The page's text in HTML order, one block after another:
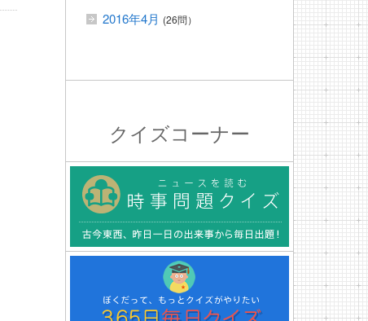
2016年4月 (26問）
クイズコーナー